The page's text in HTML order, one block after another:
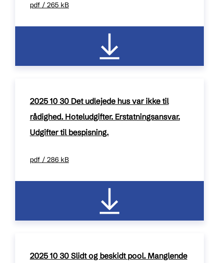
pdf / 265 kB
2025 10 30 Det udlejede hus var ikke til
rådighed. Hoteludgifter. Erstatningsansvar.
Udgifter til bespisning.
pdf / 286 kB
2025 10 30 Slidt og beskidt pool. Manglende